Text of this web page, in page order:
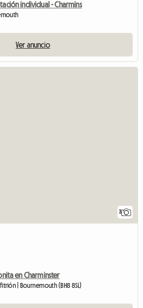
individual - Charmins
Ver anuncio
3
en Charminster
| Bournemouth (BH8 8SL)